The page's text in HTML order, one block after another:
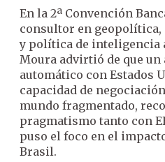
En la 2ª Convención
consultor en
y política de
Moura advirtió de que
automático con Estados
capacidad de
mundo fragmentado,
pragmatismo tanto con
puso el foco en el
Brasil.